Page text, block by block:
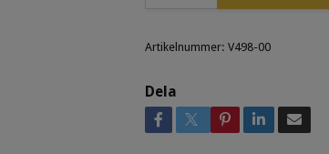
Artikelnummer: V498-00
Dela